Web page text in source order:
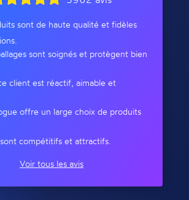
sont de haute qualité et fidèles
sont soignés et protègent bien
client est réactif, aimable et
offre un large choix de produits
compétitifs et attractifs.
Voir tous les avis